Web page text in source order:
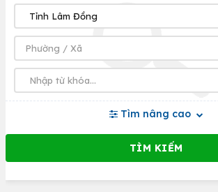
Tìm nâng cao